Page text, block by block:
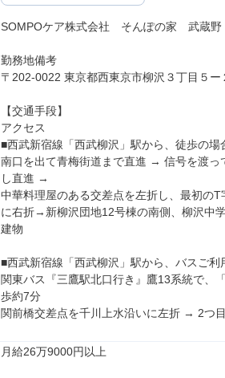
SOMPOケア株式会社　そんぽの家　武蔵野
勤務地備考
〒202-0022 東京都西東京市柳沢３丁目５ー
【交通手段】
アクセス
■西武新宿線「西武柳沢」駅から、徒歩の場
南口を出て青梅街道まで直進 → 信号を渡
し直進 →
中華料理屋のある交差点を左折し、最初の
に右折→新柳沢団地12号棟の南側、柳沢中
建物
■西武新宿線「西武柳沢」駅から、バスご利
関東バス『三鷹駅北口行き』鷹13系統で、
歩約7分
関前橋交差点を千川上水沿いに左折 → 2つ
月給26万9000円以上